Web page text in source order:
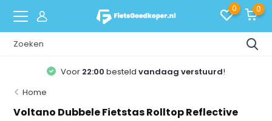
0 0
Voor 22:00 besteldvandaag verstuurd!
Home
Voltano Dubbele Fietstas Rolltop Reflective